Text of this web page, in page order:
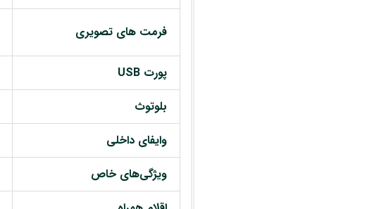
فرمت های تصویری
پورت USB
بلوتوث
وایفای داخلی
ویژگی‌های خاص